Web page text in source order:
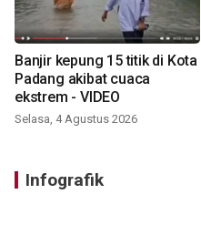
Banjir kepung 15 titik di Kota
Padang akibat cuaca
ekstrem - VIDEO
Selasa, 4 Agustus 2026
Infografik